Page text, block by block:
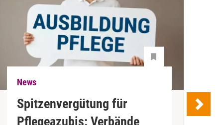
News
Spitzenvergütung für
Pflegeazubis: Verbände